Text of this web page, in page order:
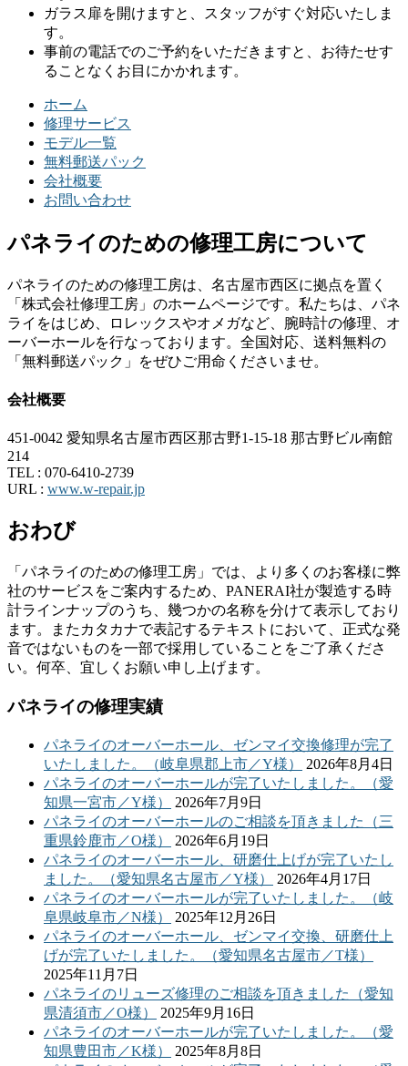
ガラス扉を開けますと、スタッフがすぐ対応いたしま
す。
事前の電話でのご予約をいただきますと、お待たせす
ることなくお目にかかれます。
ホーム
修理サービス
モデル一覧
無料郵送パック
会社概要
お問い合わせ
パネライのための修理工房について
パネライのための修理工房は、名古屋市西区に拠点を置く
「株式会社修理工房」のホームページです。私たちは、パネ
ライをはじめ、ロレックスやオメガなど、腕時計の修理、オ
ーバーホールを行なっております。全国対応、送料無料の
「無料郵送パック」をぜひご用命くださいませ。
会社概要
451-0042 愛知県名古屋市西区那古野1-15-18 那古野ビル南館
214
TEL : 070-6410-2739
URL : www.w-repair.jp
おわび
「パネライのための修理工房」では、より多くのお客様に弊
社のサービスをご案内するため、PANERAI社が製造する時
計ラインナップのうち、幾つかの名称を分けて表示しており
ます。またカタカナで表記するテキストにおいて、正式な発
音ではないものを一部で採用していることをご了承くださ
い。何卒、宜しくお願い申し上げます。
パネライの修理実績
パネライのオーバーホール、ゼンマイ交換修理が完了
いたしました。（岐阜県郡上市／Y様）
2026年8月4日
パネライのオーバーホールが完了いたしました。（愛
知県一宮市／Y様）
2026年7月9日
パネライのオーバーホールのご相談を頂きました（三
重県鈴鹿市／O様）
2026年6月19日
パネライのオーバーホール、研磨仕上げが完了いたし
ました。（愛知県名古屋市／Y様）
2026年4月17日
パネライのオーバーホールが完了いたしました。（岐
阜県岐阜市／N様）
2025年12月26日
パネライのオーバーホール、ゼンマイ交換、研磨仕上
げが完了いたしました。（愛知県名古屋市／T様）
2025年11月7日
パネライのリューズ修理のご相談を頂きました（愛知
県清須市／O様）
2025年9月16日
パネライのオーバーホールが完了いたしました。（愛
知県豊田市／K様）
2025年8月8日